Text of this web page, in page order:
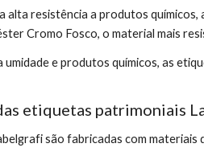
alta resistência a produtos
Cromo Fosco, o material mais
umidade e produtos químicos, as
etiquetas patrimoniais
são fabricadas com